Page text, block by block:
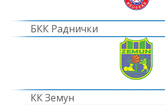
БКК Раднички
КК Земун